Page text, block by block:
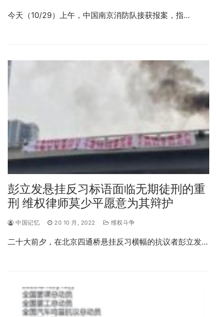
今天（10/29）上午，中国南京消防队接获报案，指…
彭立发悬挂反习标语面临无期徒刑的重
刑 维权律师莫少平愿意为其辩护
中国记忆 20 10 月, 2022 维权斗争
二十大前夕，在北京四通桥悬挂反习横幅的抗议者彭立发…